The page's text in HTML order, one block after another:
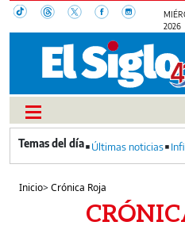
2026
Últimas noticias
Inicio>Crónica Roja